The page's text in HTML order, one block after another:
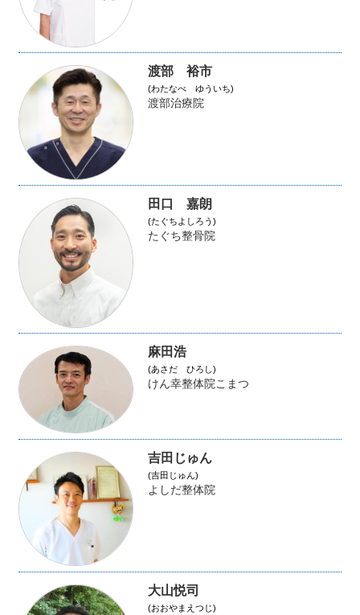
渡部 裕市
(わたなべ ゆういち)
渡部治療院
田口 嘉朗
(たぐちよしろう)
たぐち整骨院
麻田浩
(あさだ ひろし)
けん幸整体院こまつ
吉田じゅん
(吉田じゅん)
よしだ整体院
大山悦司
(おおやまえつじ)